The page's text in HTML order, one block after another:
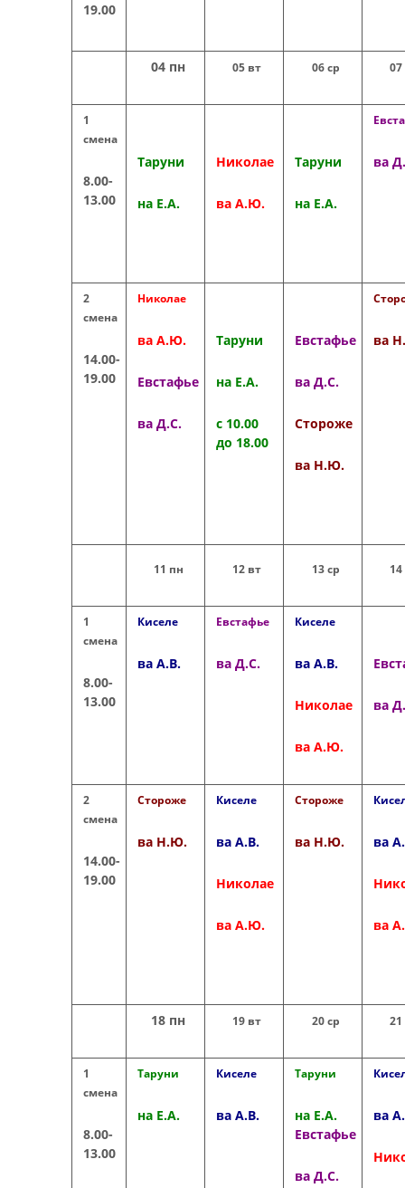
19.00
04 пн 05 вт 06 ср 07
1
смена
8.00-
13.00
Таруни
на Е.А.
Николае
ва А.Ю.
Таруни
на Е.А.
ва
2
смена
14.00-
19.00
Николае
ва А.Ю.
Евстафье
ва Д.С.
Таруни
на Е.А.
с 10.00
до 18.00
Евстафье
ва Д.С.
Стороже
ва Н.Ю.
ва
11 пн 12 вт 13 ср
1
смена
8.00-
13.00
Киселе
ва А.В.
Евстафье
ва Д.С.
Киселе
ва А.В.
Николае
ва А.Ю.
ва
2
смена
14.00-
19.00
Стороже
ва Н.Ю.
Киселе
ва А.В.
Николае
ва А.Ю.
Стороже
ва Н.Ю. ва
ва
18 пн 19 вт 20 ср 21
1
смена
8.00-
13.00
Таруни
на Е.А.
Киселе
ва А.В.
Таруни
на Е.А.
Евстафье
ва Д.С.
ва